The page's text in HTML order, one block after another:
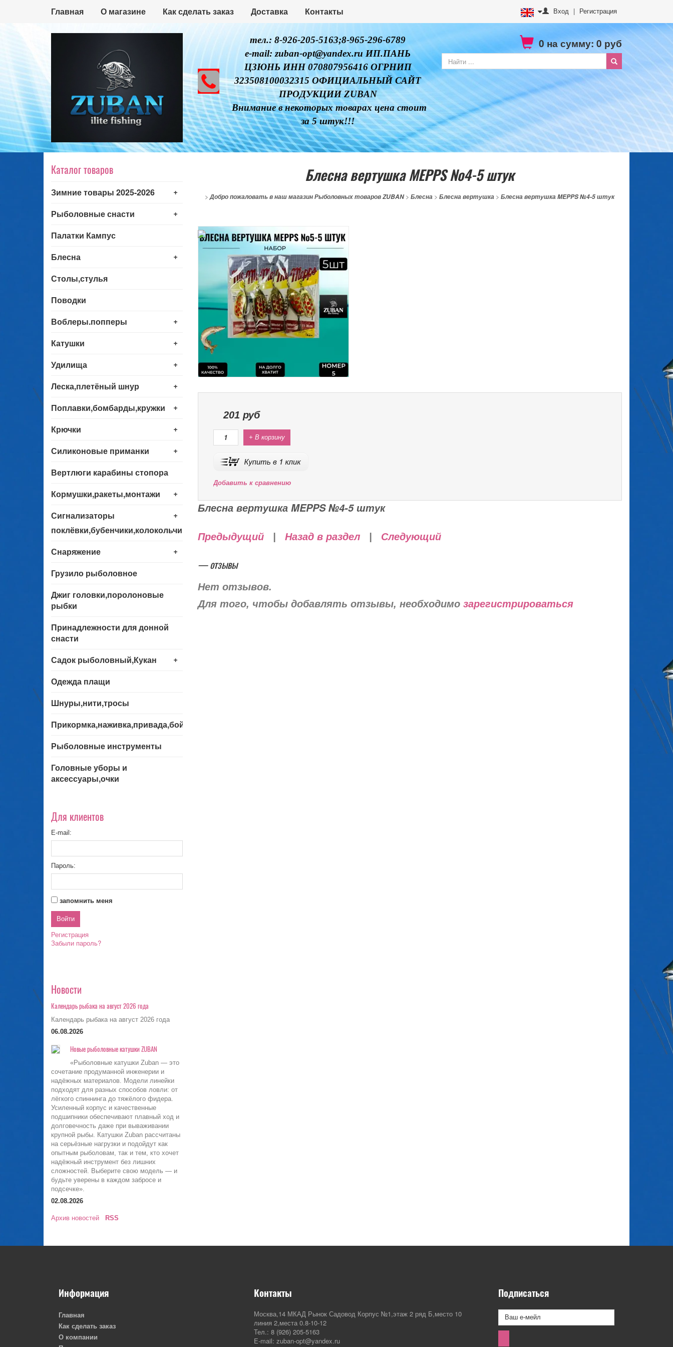
Вход | Регистрация
Главная О магазине Как сделать заказ Доставка Контакты
тел.: 8-926-205-5163;8-965-296-6789
e-mail: zuban-opt@yandex.ru ИП.ПАНЬ
ЦЗЮНЬ ИНН 070807956416 ОГРНИП
323508100032315 ОФИЦИАЛЬНЫЙ САЙТ
ПРОДУКЦИИ ZUBAN
Внимание в некоторых товарах цена стоит
за 5 штук!!!
0на сумму: 0 руб
Каталог товаров
+
Зимние товары 2025-2026
+
Рыболовные снасти
Палатки Кампус
+
Блесна
Столы,стулья
Поводки
+
Воблеры.попперы
+
Катушки
+
Удилища
+
Леска,плетёный шнур
+
Поплавки,бомбарды,кружки
+
Крючки
+
Силиконовые приманки
Вертлюги карабины стопора
+
Кормушки,ракеты,монтажи
+
Сигнализаторы
поклёвки,бубенчики,колокольчики
+
Снаряжение
Грузило рыболовное
Джиг головки,поролоновые
рыбки
Принадлежности для донной
снасти
+
Садок рыболовный,Кукан
Одежда плащи
Шнуры,нити,тросы
Прикормка,наживка,привада,бойла
Рыболовные инструменты
Головные уборы и
аксессуары,очки
Для клиентов
E-mail:
Пароль:
запомнить меня
Регистрация
Забыли пароль?
Новости
Календарь рыбака на август 2026 года
Календарь рыбака на август 2026 года
06.08.2026
Новые рыболовные катушки ZUBAN
«Рыболовные катушки Zuban — это
сочетание продуманной инженерии и
надёжных материалов. Модели линейки
подходят для разных способов ловли: от
лёгкого спиннинга до тяжёлого фидера.
Усиленный корпус и качественные
подшипники обеспечивают плавный ход и
долговечность даже при вываживании
крупной рыбы. Катушки Zuban рассчитаны
на серьёзные нагрузки и подойдут как
опытным рыболовам, так и тем, кто хочет
надёжный инструмент без лишних
сложностей. Выберите свою модель — и
будьте уверены в каждом забросе и
подсечке».
02.08.2026
Архив новостей RSS
Блесна вертушка MEPPS №4-5 штук
>Добро пожаловать в наш магазин Рыболовных товаров ZUBAN>Блесна >Блесна вертушка >Блесна вертушка MEPPS №4-5 штук
201 руб
+ В корзину
Добавить к сравнению
Блесна вертушка MEPPS №4-5 штук
Предыдущий| Назад в раздел| Следующий
— отзывы
Нет отзывов.
Для того, чтобы добавлять отзывы, необходимо зарегистрироваться
Информация
Главная
Как сделать заказ
О компании
Контакты
Москва,14 МКАД Рынок Садовод Корпус №1,этаж 2 ряд Б,место 10
линия 2,места 0.8-10-12
Тел.: 8 (926) 205-5163
E-mail: zuban-opt@yandex.ru
Подписаться